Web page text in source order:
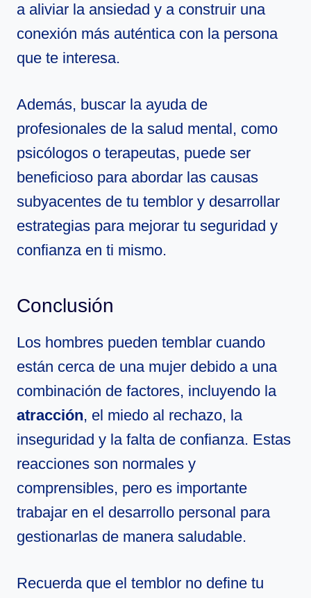
a aliviar la ansiedad y a construir una
conexión más auténtica con la persona
que te interesa.
Además, buscar la ayuda de
profesionales de la salud mental, como
psicólogos o terapeutas, puede ser
beneficioso para abordar las causas
subyacentes de tu temblor y desarrollar
estrategias para mejorar tu seguridad y
confianza en ti mismo.
Conclusión
Los hombres pueden temblar cuando
están cerca de una mujer debido a una
combinación de factores, incluyendo la
atracción, el miedo al rechazo, la
inseguridad y la falta de confianza. Estas
reacciones son normales y
comprensibles, pero es importante
trabajar en el desarrollo personal para
gestionarlas de manera saludable.
Recuerda que el temblor no define tu